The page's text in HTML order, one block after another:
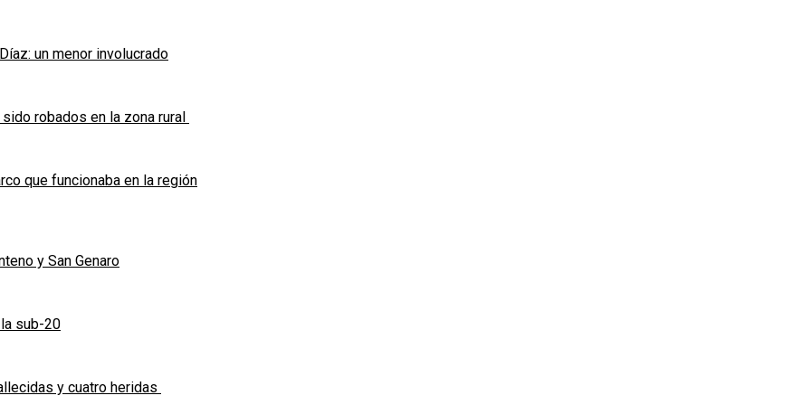
un menor involucrado
robados en la zona rural
que funcionaba en la región
y San Genaro
sub-20
y cuatro heridas